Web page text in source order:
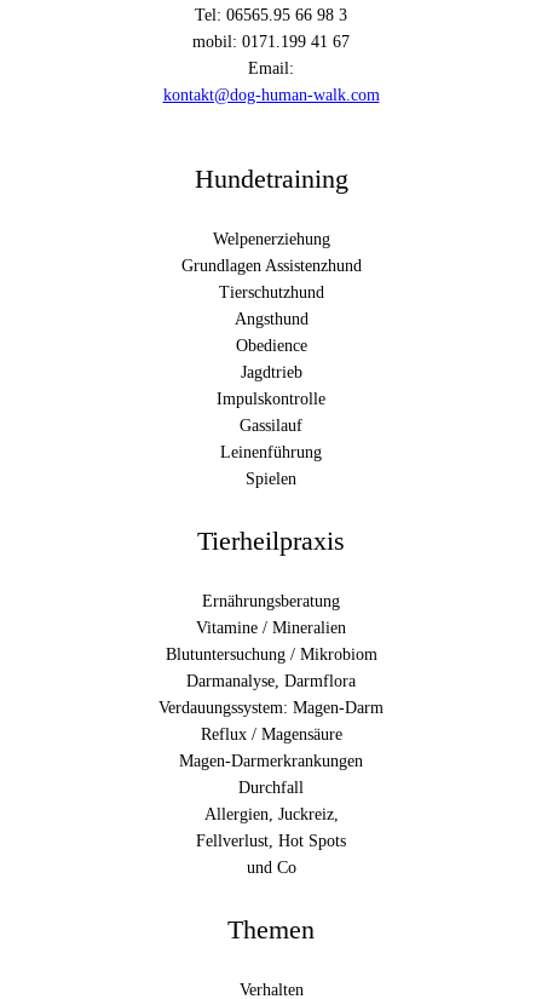
Tel: 06565.95 66 98 3
mobil: 0171.199 41 67
Email:
kontakt@dog-human-walk.com
Hundetraining
Welpenerziehung
Grundlagen Assistenzhund
Tierschutzhund
Angsthund
Obedience
Jagdtrieb
Impulskontrolle
Gassilauf
Leinenführung
Spielen
Tierheilpraxis
Ernährungsberatung
Vitamine / Mineralien
Blutuntersuchung / Mikrobiom
Darmanalyse, Darmflora
Verdauungssystem: Magen-Darm
Reflux / Magensäure
Magen-Darmerkrankungen
Durchfall
Allergien, Juckreiz,
Fellverlust, Hot Spots
und Co
Themen
Verhalten